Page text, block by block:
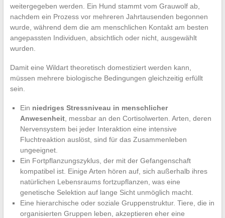
weitergegeben werden. Ein Hund stammt vom Grauwolf ab,
nachdem ein Prozess vor mehreren Jahrtausenden begonnen
wurde, während dem die am menschlichen Kontakt am besten
angepassten Individuen, absichtlich oder nicht, ausgewählt
wurden.
Damit eine Wildart theoretisch domestiziert werden kann,
müssen mehrere biologische Bedingungen gleichzeitig erfüllt
sein.
Ein niedriges Stressniveau in menschlicher
Anwesenheit, messbar an den Cortisolwerten. Arten, deren
Nervensystem bei jeder Interaktion eine intensive
Fluchtreaktion auslöst, sind für das Zusammenleben
ungeeignet.
Ein Fortpflanzungszyklus, der mit der Gefangenschaft
kompatibel ist. Einige Arten hören auf, sich außerhalb ihres
natürlichen Lebensraums fortzupflanzen, was eine
genetische Selektion auf lange Sicht unmöglich macht.
Eine hierarchische oder soziale Gruppenstruktur. Tiere, die in
organisierten Gruppen leben, akzeptieren eher eine